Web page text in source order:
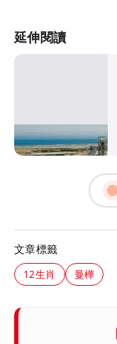
延伸閱讀
文章標籤
12生肖 曼樺